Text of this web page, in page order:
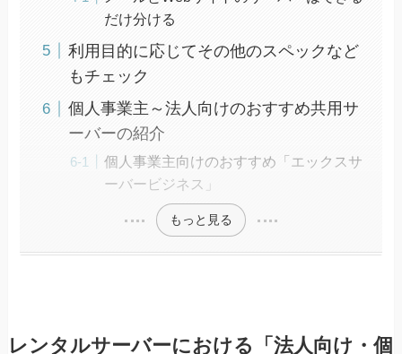
だけ分ける
利用目的に応じてその他のスペックなど
もチェック
個人事業主～法人向けのおすすめ共用サ
ーバーの紹介
個人事業主向けのおすすめ「エックスサ
ーバービジネス」
もっと見る
レンタルサーバーにおける「法人向け・個